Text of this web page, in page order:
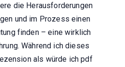
die Herausforderungen
und im Prozess einen
finden – eine wirklich
Während ich dieses
als würde ich pdf